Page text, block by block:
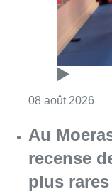
08 août 2026
Au
recense
plus rares